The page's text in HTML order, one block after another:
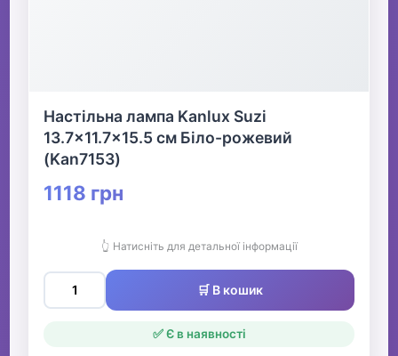
Настільна лампа Kanlux Suzi
13.7x11.7x15.5 см Біло-рожевий
(Kan7153)
1118 грн
👆 Натисніть для детальної інформації
🛒 В кошик
✅ Є в наявності